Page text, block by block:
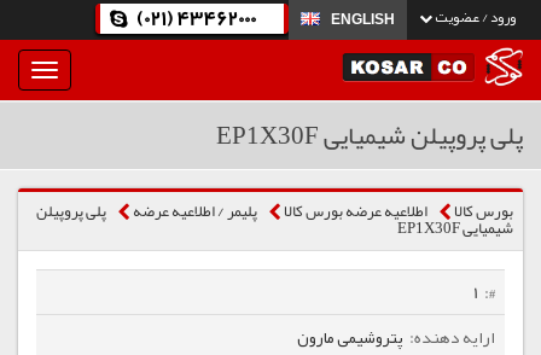
ورود / عضویت ENGLISH
(021) 43462000
بار
و
پلی پروپیلن شیمیایی EP1X30F
بورس کالا اطلاعیه عرضه بورس کالا پلیمر / اطلاعیه عرضه پلی پروپیلن
شیمیایی EP1X30F
1
پتروشیمی مارون